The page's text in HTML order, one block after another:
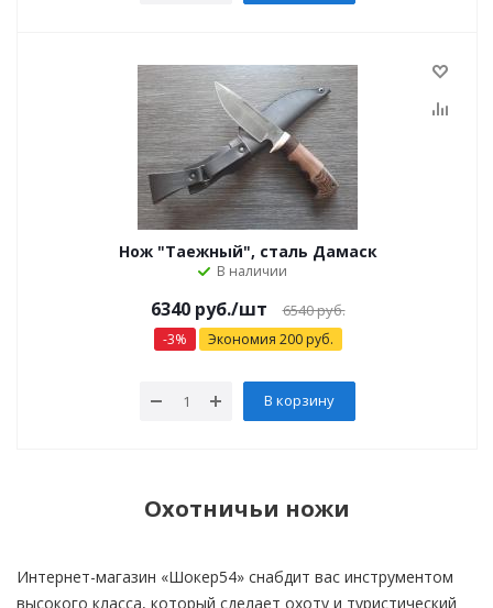
Нож "Таежный", сталь Дамаск
В наличии
6340 руб./шт 6540 руб.
-3% Экономия 200руб.
В корзину
Охотничьи ножи
Интернет-магазин «Шокер54» снабдит вас инструментом
высокого класса, который сделает охоту и туристический